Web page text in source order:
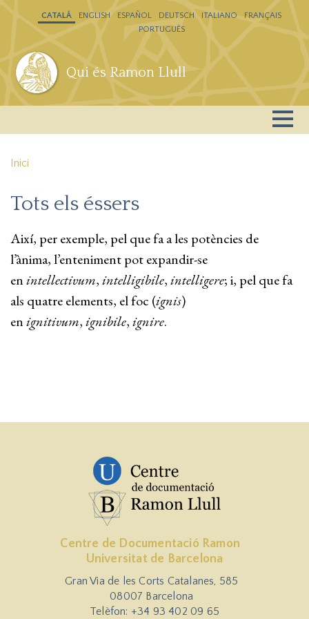
Vés al contingut
Qui és Ramon Llull
CATALÁ ENGLISH ESPAÑOL DEUTSCH ITALIANO
FRANÇAIS
PORTUGUÊS
Inici
Tots els éssers
Així, per exemple, pel que fa a les potències de
l’ànima, l’enteniment pot expandir-se
enintellectivum,intelligibile,intelligere; i, pel que fa
als quatre elements, el foc (ignis)
enignitivum,ignibile,ignire.
Centre de Documentació Ramon
Universitat de Barcelona
Gran Via de les Corts Catalanes, 585
08007 Barcelona
Telèfon: +34 93 402 09 65